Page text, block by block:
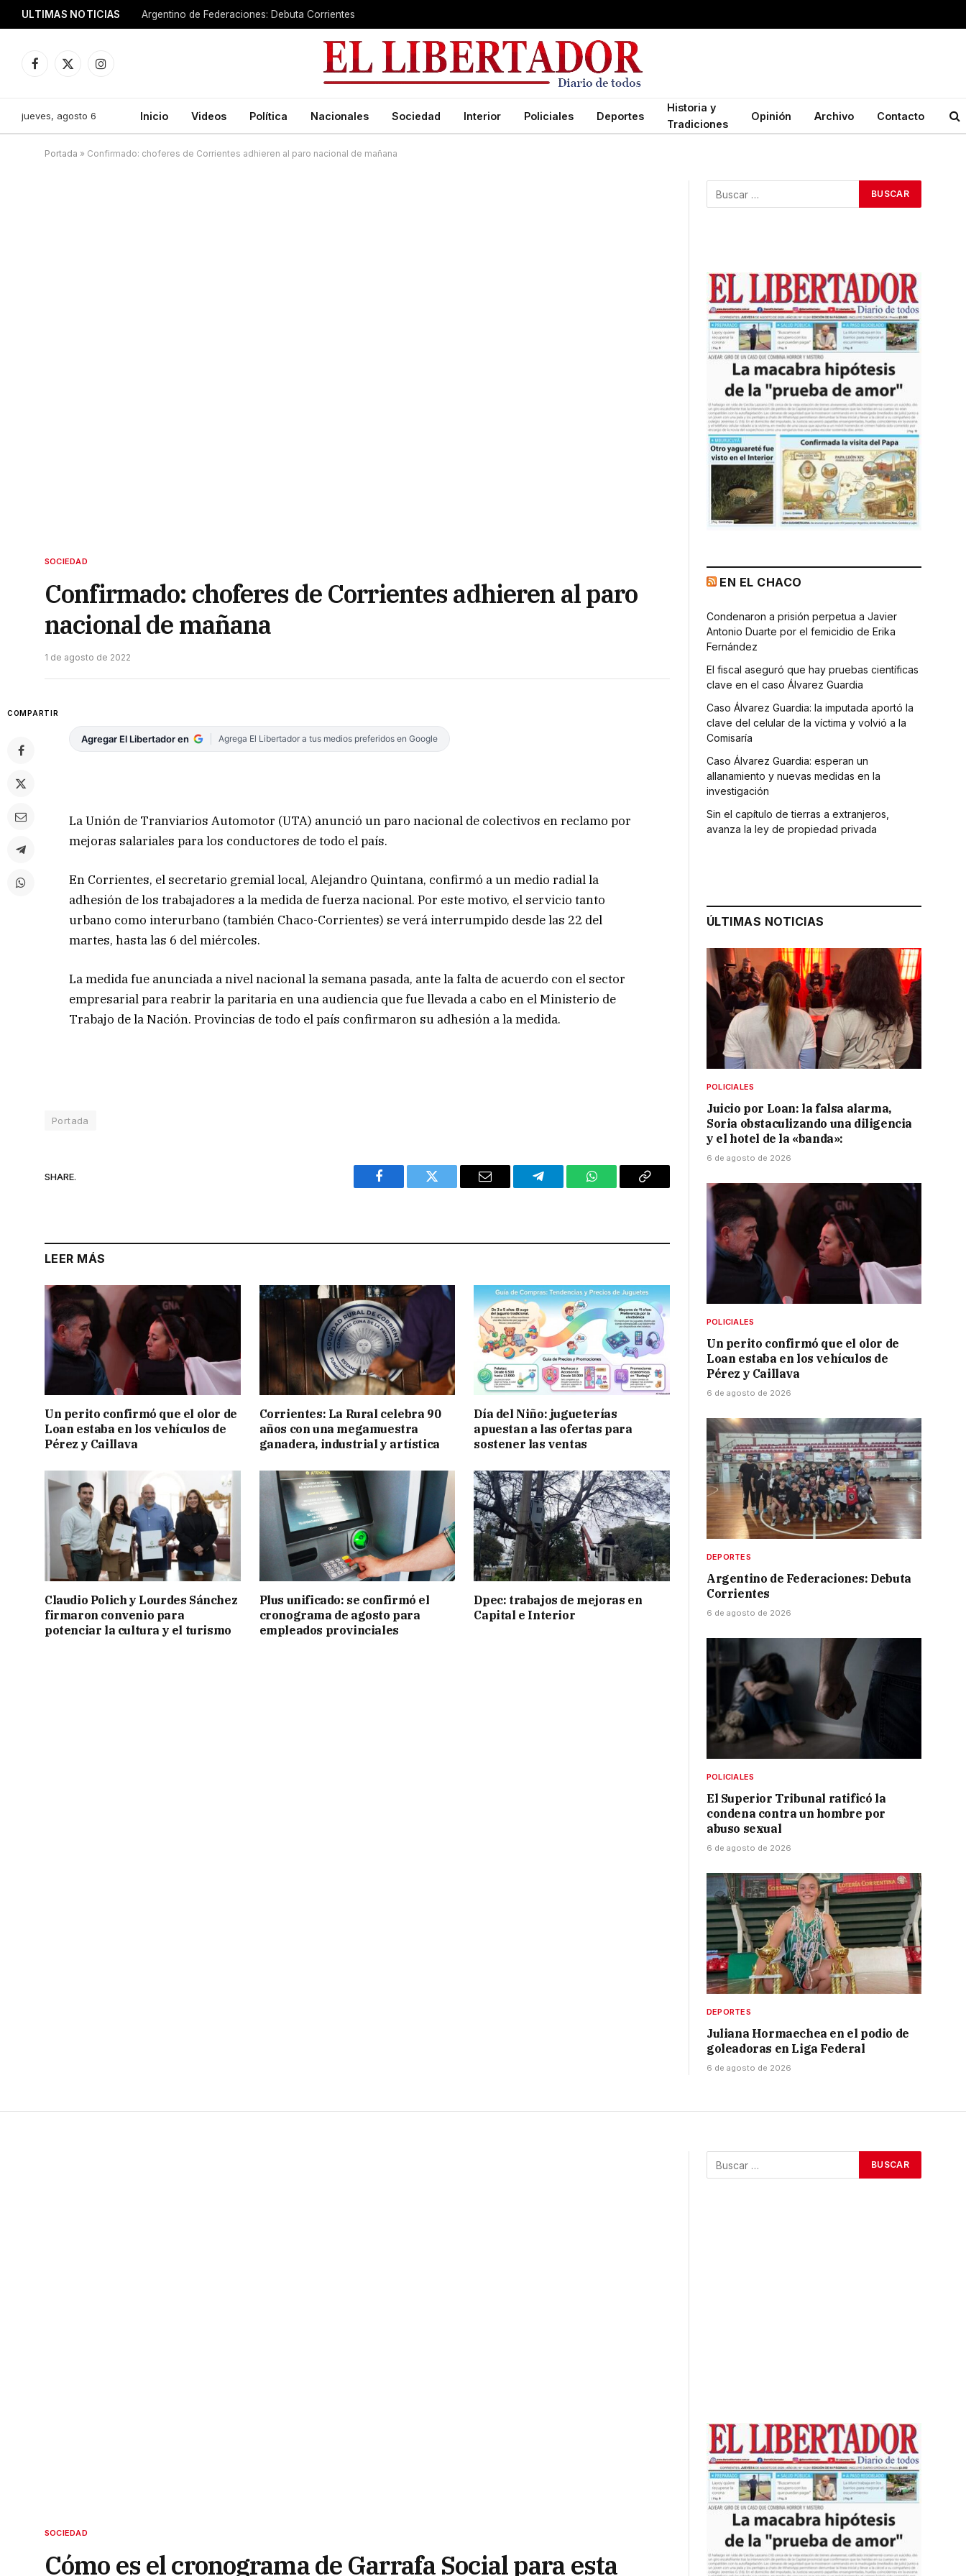
ULTIMAS NOTICIAS Argentino de Federaciones: Debuta Corrientes
Facebook
X
Instagram
jueves, agosto 6 Inicio Videos Política Nacionales Sociedad Interior Policiales Deportes
Historia y
Tradiciones
Opinión Archivo Contacto
Portada » Confirmado: choferes de Corrientes adhieren al paro nacional de mañana
SOCIEDAD
Confirmado: choferes de Corrientes adhieren al paro
nacional de mañana
1 de agosto de 2022
COMPARTIR
Agregar El Libertador en Agrega El Libertador a tus medios preferidos en Google
La Unión de Tranviarios Automotor (UTA) anunció un paro nacional de colectivos en reclamo por
mejoras salariales para los conductores de todo el país.
En Corrientes, el secretario gremial local, Alejandro Quintana, confirmó a un medio radial la
adhesión de los trabajadores a la medida de fuerza nacional. Por este motivo, el servicio tanto
urbano como interurbano (también Chaco-Corrientes) se verá interrumpido desde las 22 del
martes, hasta las 6 del miércoles.
La medida fue anunciada a nivel nacional la semana pasada, ante la falta de acuerdo con el sector
empresarial para reabrir la paritaria en una audiencia que fue llevada a cabo en el Ministerio de
Trabajo de la Nación. Provincias de todo el país confirmaron su adhesión a la medida.
Portada
SHARE.
Facebook Twitter Email Telegram WhatsAppCopy
LEER MÁS
Un perito confirmó que el olor de
Loan estaba en los vehículos de
Pérez y Caillava
Corrientes: La Rural celebra 90
años con una megamuestra
ganadera, industrial y artística
Día del Niño: jugueterías
apuestan a las ofertas para
sostener las ventas
Claudio Polich y Lourdes Sánchez
firmaron convenio para
potenciar la cultura y el turismo
Plus unificado: se confirmó el
cronograma de agosto para
empleados provinciales
Dpec: trabajos de mejoras en
Capital e Interior
EN EL CHACO
Condenaron a prisión perpetua a Javier
Antonio Duarte por el femicidio de Erika
Fernández
El fiscal aseguró que hay pruebas científicas
clave en el caso Álvarez Guardia
Caso Álvarez Guardia: la imputada aportó la
clave del celular de la víctima y volvió a la
Comisaría
Caso Álvarez Guardia: esperan un
allanamiento y nuevas medidas en la
investigación
Sin el capítulo de tierras a extranjeros,
avanza la ley de propiedad privada
ÚLTIMAS NOTICIAS
POLICIALES
Juicio por Loan: la falsa alarma,
Soria obstaculizando una diligencia
y el hotel de la «banda»:
6 de agosto de 2026
POLICIALES
Un perito confirmó que el olor de
Loan estaba en los vehículos de
Pérez y Caillava
6 de agosto de 2026
DEPORTES
Argentino de Federaciones: Debuta
Corrientes
6 de agosto de 2026
POLICIALES
El Superior Tribunal ratificó la
condena contra un hombre por
abuso sexual
6 de agosto de 2026
DEPORTES
Juliana Hormaechea en el podio de
goleadoras en Liga Federal
6 de agosto de 2026
SOCIEDAD
Cómo es el cronograma de Garrafa Social para esta